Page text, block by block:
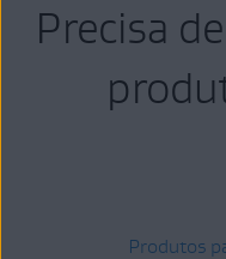
Precisa
Produtos